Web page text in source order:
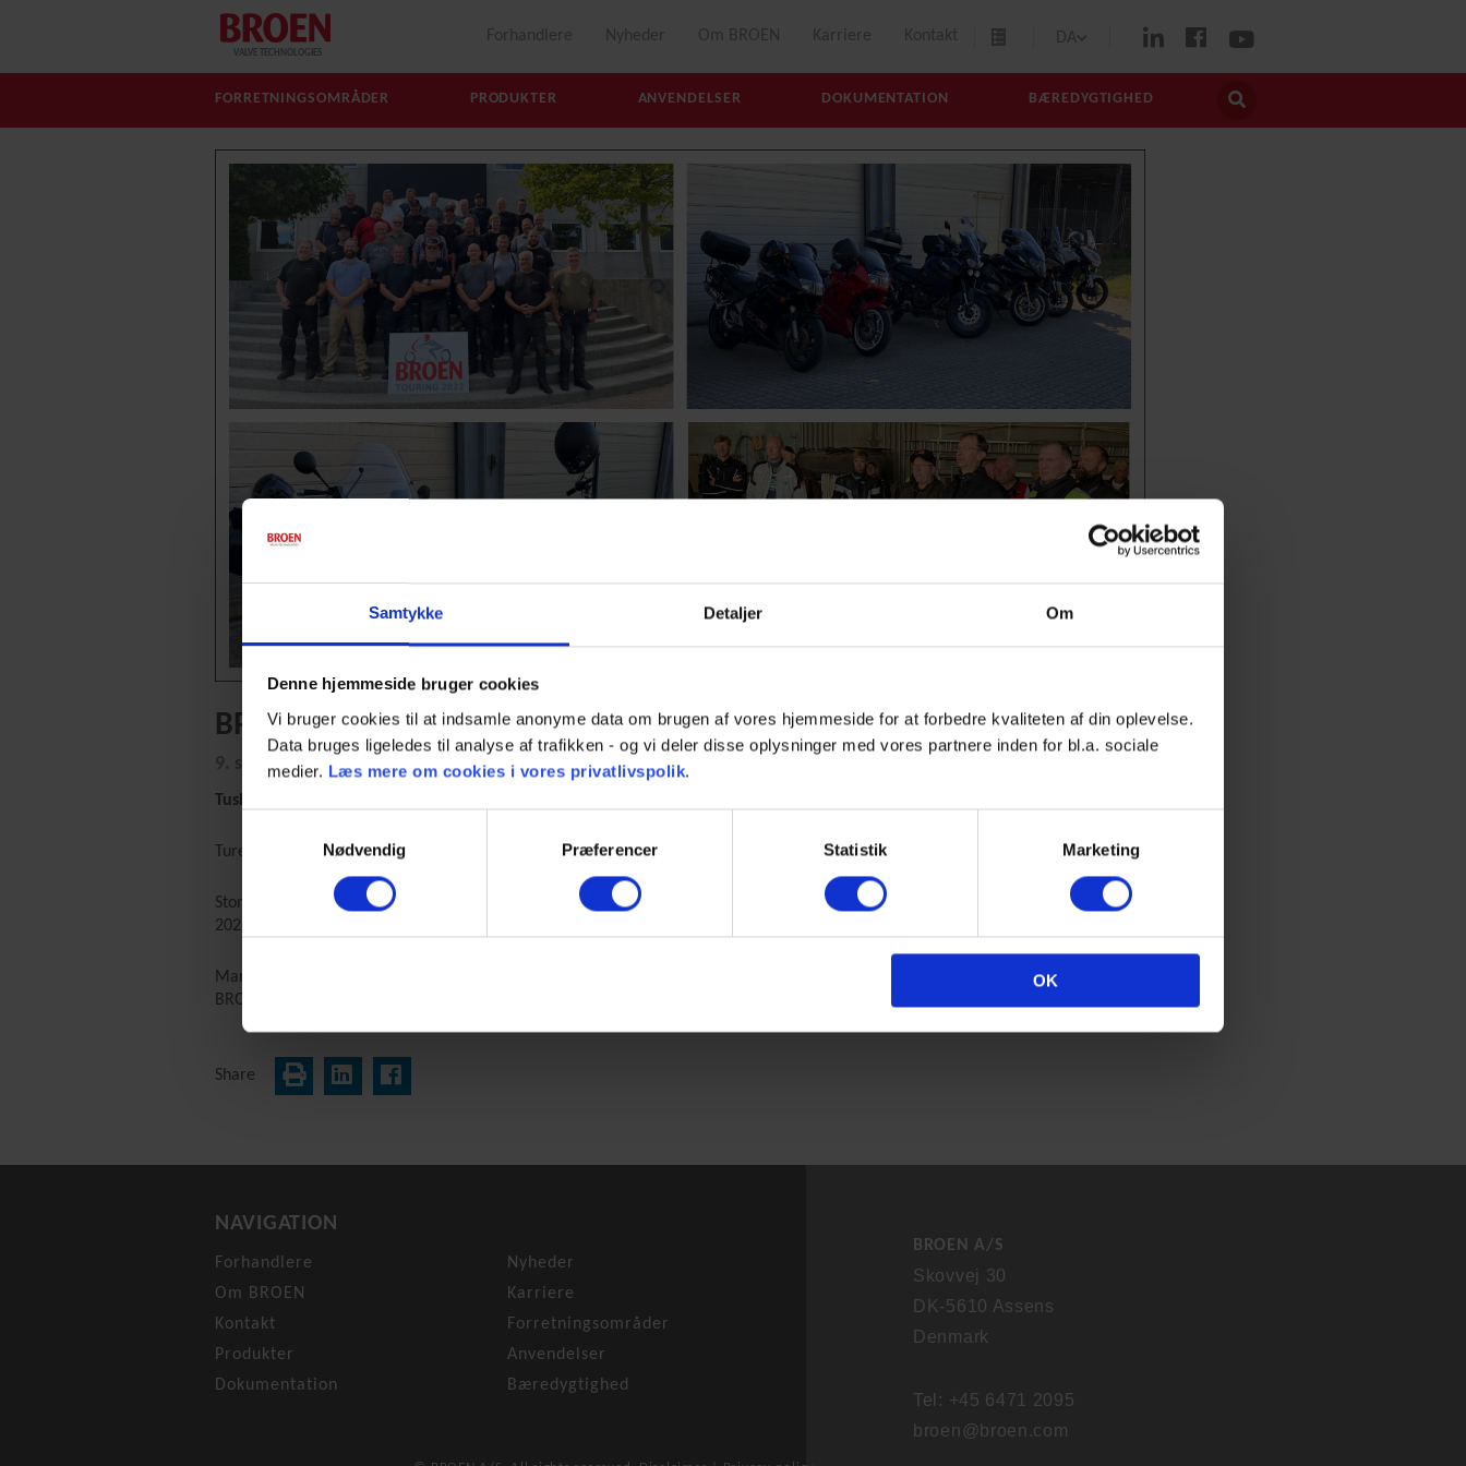
Samtykke Detaljer Om
Denne hjemmeside bruger cookies
Vi bruger cookies til at indsamle anonyme data om brugen af vores hjemmeside for at forbedre kvaliteten af din oplevelse.
Data bruges ligeledes til analyse af trafikken - og vi deler disse oplysninger med vores partnere inden for bl.a. sociale
medier. Læs mere om cookies i vores privatlivspolik.
Nødvendig
Præferencer Statistik Marketing
OK
VALVE TECHNOLOGIES
Forhandlere Nyheder Om BROEN Karriere Kontakt DA
FORRETNINGSOMRÅDER PRODUKTER ANVENDELSER DOKUMENTATION BÆREDYGTIGHED
BROEN TOURING - TAK FOR DIN DELTAGELSE
9. september 2022
Tusind tak for din deltagelse ved BROEN TOURING 2022.
Turen gik i år fra Svendborg Kraftvarmeværk til BROEN i Assens i noget af det bedste mc-vejr, man kunne ønske sig.
Stor tak til alle jer, som bakkede op om arrangementet og var med til at gøre dagen sjov og hyggelig. Vi håber, at vi ses igen i
2023 til vores årlige tradition for jer med interesse for både fjernvarme og motorcykler.
Mange hilsner fra
BROEN BALLOMAX® teamet
Share
NAVIGATION
Forhandlere
Nyheder
Om BROEN
Karriere
Kontakt
Forretningsområder
Produkter
Anvendelser
Dokumentation
Bæredygtighed
BROEN A/S
Skovvej 30
DK-5610 Assens
Denmark
Tel: +45 6471 2095
broen@broen.com